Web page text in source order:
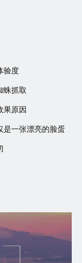
验度
蛛抓取
果原因
是一张漂亮的脸蛋